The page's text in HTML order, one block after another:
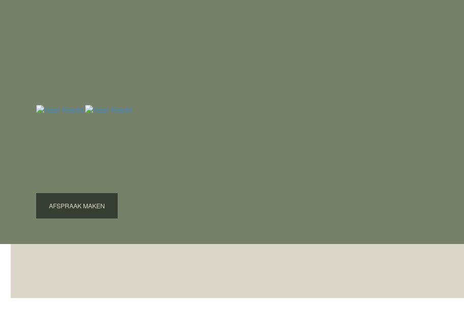
AFSPRAAK MAKEN
Hieronder vind je onze specialisaties. Klik op een specialisatie voor meer informatie en ontdek hoe wij jouw haar kunnen versterken.